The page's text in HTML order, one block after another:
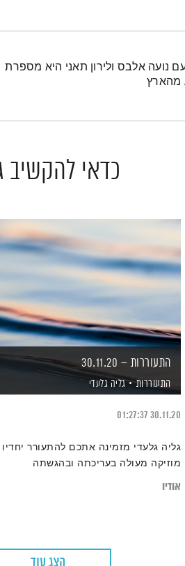
נועה אלבס ולירון תאני היא מספרת
מהארץ
כדאי להקשיב
התעוררות – 30.11.20
התעוררות גליה גלעדי
30.11.20
01:27:37
גליה גלעדי מזמינה אתכם להתעורר
מוזיקה מעולה בעריכתה ובהגשתה
אודיו
הצג עוד